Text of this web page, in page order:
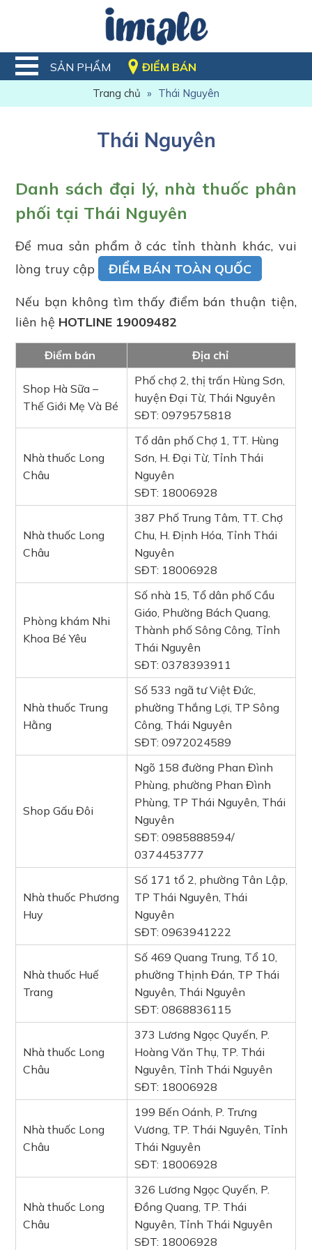
SẢN PHẨM ĐIỂM BÁN
Trang chủ » Thái Nguyên
Thái Nguyên
Danh sách đại lý, nhà thuốc phân
phối tại Thái Nguyên
Để mua sản phẩm ở các tỉnh thành khác, vui
lòng truy cập
ĐIỂM BÁN TOÀN QUỐC
Nếu bạn không tìm thấy điểm bán thuận tiện,
liên hệ HOTLINE 19009482
Điểm bán Địa chỉ
Shop Hà Sữa –
Thế Giới Mẹ Và Bé
Phố chợ 2, thị trấn Hùng Sơn,
huyện Đại Từ, Thái Nguyên
SĐT: 0979575818
Nhà thuốc Long
Châu
Tổ dân phố Chợ 1, TT. Hùng
Sơn, H. Đại Từ, Tỉnh Thái
Nguyên
SĐT: 18006928
Nhà thuốc Long
Châu
387 Phố Trung Tâm, TT. Chợ
Chu, H. Định Hóa, Tỉnh Thái
Nguyên
SĐT: 18006928
Phòng khám Nhi
Khoa Bé Yêu
Số nhà 15, Tổ dân phố Cầu
Giáo, Phường Bách Quang,
Thành phố Sông Công, Tỉnh
Thái Nguyên
SĐT: 0378393911
Nhà thuốc Trung
Hằng
Số 533 ngã tư Việt Đức,
phường Thắng Lợi, TP Sông
Công, Thái Nguyên
SĐT: 0972024589
Shop Gấu Đôi
Ngõ 158 đường Phan Đình
Phùng, phường Phan Đình
Phùng, TP Thái Nguyên, Thái
Nguyên
SĐT: 0985888594/
0374453777
Nhà thuốc Phương
Huy
Số 171 tổ 2, phường Tân Lập,
TP Thái Nguyên, Thái
Nguyên
SĐT: 0963941222
Nhà thuốc Huế
Trang
Số 469 Quang Trung, Tổ 10,
phường Thịnh Đán, TP Thái
Nguyên, Thái Nguyên
SĐT: 0868836115
Nhà thuốc Long
Châu
373 Lương Ngọc Quyến, P.
Hoàng Văn Thụ, TP. Thái
Nguyên, Tỉnh Thái Nguyên
SĐT: 18006928
Nhà thuốc Long
Châu
199 Bến Oánh, P. Trưng
Vương, TP. Thái Nguyên, Tỉnh
Thái Nguyên
SĐT: 18006928
Nhà thuốc Long
Châu
326 Lương Ngọc Quyến, P.
Đồng Quang, TP. Thái
Nguyên, Tỉnh Thái Nguyên
SĐT: 18006928